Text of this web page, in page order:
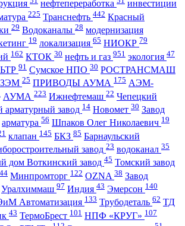
нефтепереработка инвестиции
225 Транснефть 442 Красный
29 Водоканалы 28 модернизация
19 локализация 65 НИОКР 79
162 КТОК 30 нефть и газ 951 экология 47
91 Сумское НПО 30 РОСТРАНСМАШ
25 ПРИВОДЫ АУМА 175 АЭМ-
АУМА 223 Ижнефтемаш 22 Чепецкий
арматурный завод 14 Новомет 30 Завод
арматура 56 Шпаков Олег Николаевич 19
клапан 145 БКЗ 85 Барнаульский
завод 23 водоканал 35
дом Воткинский завод 45 Томский завод
44 Минпромторг 122 OZNA 38 Завод
Уралхиммаш 97 Индия 43 Эмерсон 140
Автоматизация 133 Трубодеталь 62 ТД
43 ТермоБрест 101 НПФ «КРУГ» 107